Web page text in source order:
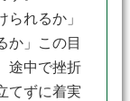
れるか」
か」この目
途中で挫折
てずに着実